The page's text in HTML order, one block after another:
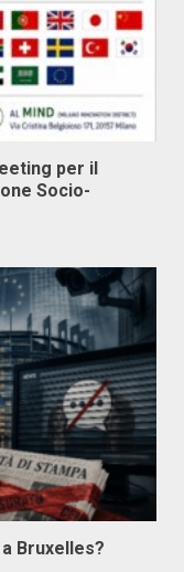
per il
Socio-
Bruxelles?